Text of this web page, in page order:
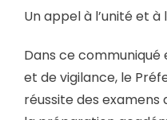
Un appel à l’unité et à
Dans ce
et de vigilance, le
réussite des